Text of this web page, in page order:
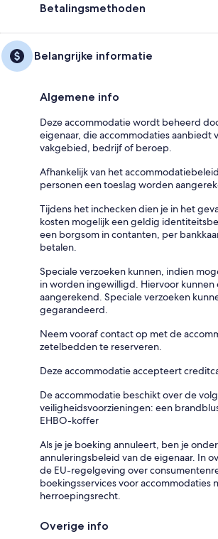
Betalingsmethoden
Belangrijke informatie
Algemene info
Deze accommodatie wordt beheerd
eigenaar, die accommodaties aanbiedt
vakgebied, bedrijf of beroep.
Afhankelijk van het
personen een toeslag worden
Tijdens het inchecken dien je in het
kosten mogelijk een geldig
een borgsom in contanten, per
betalen.
Speciale verzoeken kunnen, indien
in worden ingewilligd. Hiervoor
aangerekend. Speciale verzoeken
gegarandeerd.
Neem vooraf contact op met de
zetelbedden te reserveren.
Deze accommodatie accepteert
De accommodatie beschikt over de
veiligheidsvoorzieningen: een
EHBO-koffer
Als je je boeking annuleert, ben je
annuleringsbeleid van de eigenaar. In
de EU-regelgeving over
boekingsservices voor accommodaties
herroepingsrecht.
Overige info